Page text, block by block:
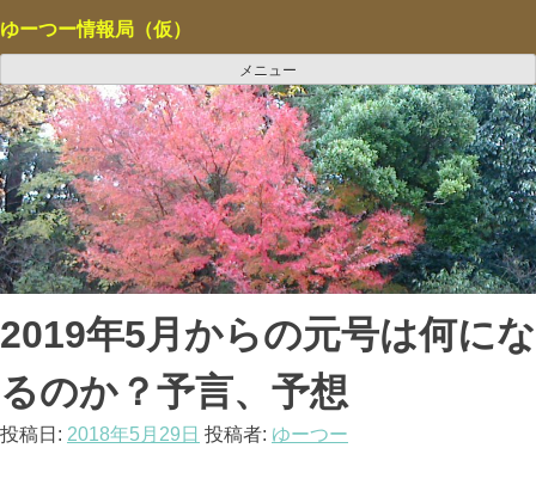
ン
ン
ツ
へ
ス
キ
ッ
プ
ゆーつー情報局（仮）
メニュー
2019年5月からの元号は何にな
るのか？予言、予想
投稿日: 2018年5月29日 投稿者: ゆーつー